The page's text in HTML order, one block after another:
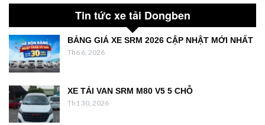
Tin tức xe tải Dongben
BẢNG GIÁ XE SRM 2026 CẬP NHẬT MỚI NHẤT
Th6 6, 2026
XE TẢI VAN SRM M80 V5 5 CHỖ
Th1 30, 2026